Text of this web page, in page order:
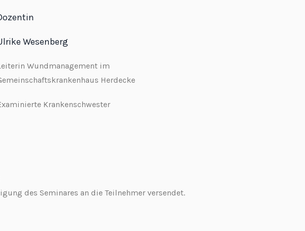
Wesenberg
Wundmanagement im
Herdecke
Krankenschwester
des Seminares an die Teilnehmer versendet.